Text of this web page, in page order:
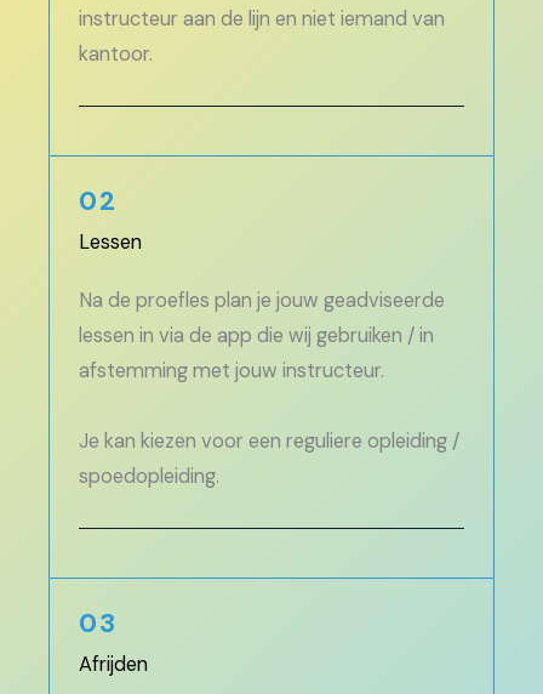
instructeur aan de lijn en niet iemand van
kantoor.
02
Lessen
Na de proefles plan je jouw geadviseerde
lessen in via de app die wij gebruiken / in
afstemming met jouw instructeur.
Je kan kiezen voor een reguliere opleiding /
spoedopleiding.
03
Afrijden